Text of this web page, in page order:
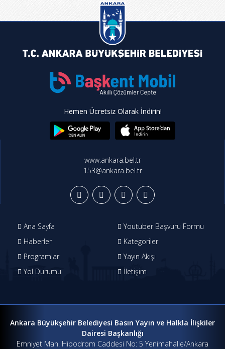
Hemen Ücretsiz Olarak İndirin!
www.ankara.bel.tr
153@ankara.bel.tr
Ana Sayfa
Youtuber Başvuru Formu
Haberler
Kategoriler
Programlar
Yayın Akışı
Yol Durumu
İletişim
Ankara Büyükşehir Belediyesi Basın Yayın ve Halkla İlişkiler
Dairesi Başkanlığı
Emniyet Mah. Hipodrom Caddesi No: 5 Yenimahalle/Ankara